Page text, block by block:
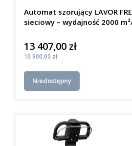
Automat szorujący LAVOR
sieciowy – wydajność 2000
Cena
13 407,00 zł
Cena
10 900,00 zł
Niedostępny